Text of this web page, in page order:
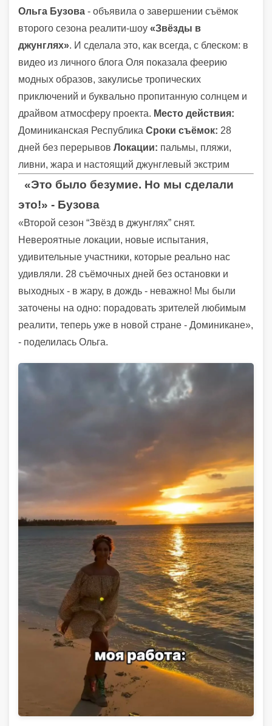
Ольга Бузова - объявила о завершении съёмок
второго сезона реалити-шоу «Звёзды в
джунглях». И сделала это, как всегда, с блеском: в
видео из личного блога Оля показала феерию
модных образов, закулисье тропических
приключений и буквально пропитанную солнцем и
драйвом атмосферу проекта. Место действия:
Доминиканская Республика Сроки съёмок: 28
дней без перерывов Локации: пальмы, пляжи,
ливни, жара и настоящий джунглевый экстрим
«Это было безумие. Но мы сделали
это!» - Бузова
«Второй сезон “Звёзд в джунглях” снят.
Невероятные локации, новые испытания,
удивительные участники, которые реально нас
удивляли. 28 съёмочных дней без остановки и
выходных - в жару, в дождь - неважно! Мы были
заточены на одно: порадовать зрителей любимым
реалити, теперь уже в новой стране - Доминикане»,
- поделилась Ольга.